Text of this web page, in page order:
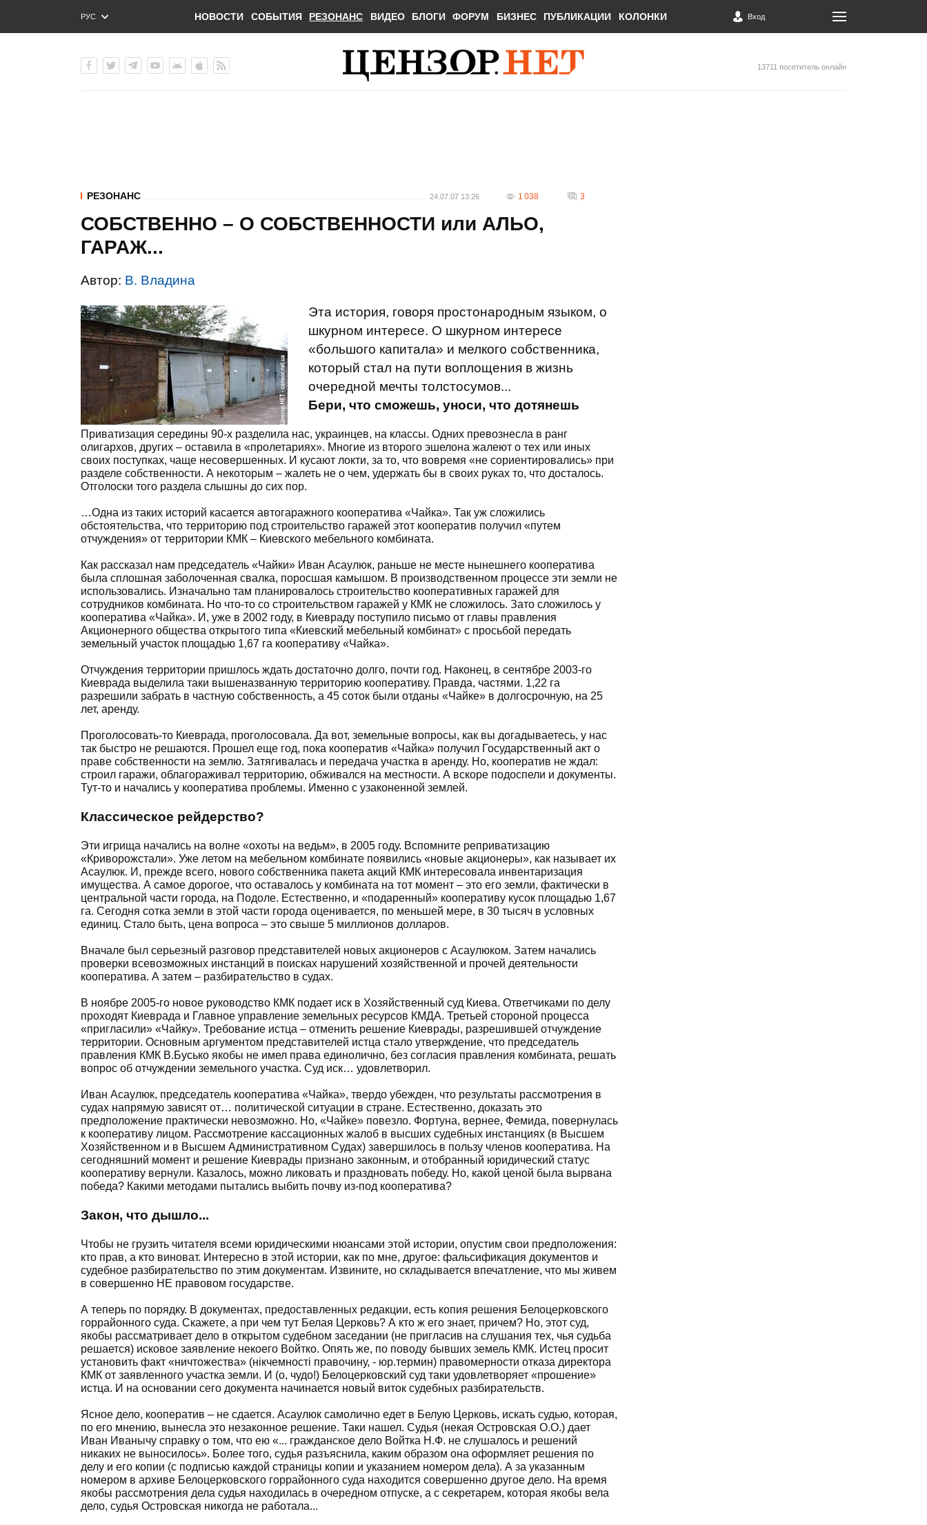
РУС
ENG
НОВОСТИ СОБЫТИЯ РЕЗОНАНС ВИДЕО БЛОГИ ФОРУМ БИЗНЕС ПУБЛИКАЦИИ КОЛОНКИ Вход
13711 посетитель онлайн
РЕЗОНАНС 24.07.07 13:26 1 038 3
СОБСТВЕННО – О СОБСТВЕННОСТИ или АЛЬО,
ГАРАЖ...
Автор: В. Владина
Эта история, говоря простонародным языком, о
шкурном интересе. О шкурном интересе
«большого капитала» и мелкого собственника,
который стал на пути воплощения в жизнь
очередной мечты толстосумов...
Бери, что сможешь, уноси, что дотянешь
Приватизация середины 90-х разделила нас, украинцев, на классы. Одних превознесла в ранг
олигархов, других – оставила в «пролетариях». Многие из второго эшелона жалеют о тех или иных
своих поступках, чаще несовершенных. И кусают локти, за то, что вовремя «не сориентировались» при
разделе собственности. А некоторым – жалеть не о чем, удержать бы в своих руках то, что досталось.
Отголоски того раздела слышны до сих пор.
…Одна из таких историй касается автогаражного кооператива «Чайка». Так уж сложились
обстоятельства, что территорию под строительство гаражей этот кооператив получил «путем
отчуждения» от территории КМК – Киевского мебельного комбината.
Как рассказал нам председатель «Чайки» Иван Асаулюк, раньше не месте нынешнего кооператива
была сплошная заболоченная свалка, поросшая камышом. В производственном процессе эти земли не
использовались. Изначально там планировалось строительство кооперативных гаражей для
сотрудников комбината. Но что-то со строительством гаражей у КМК не сложилось. Зато сложилось у
кооператива «Чайка». И, уже в 2002 году, в Киевраду поступило письмо от главы правления
Акционерного общества открытого типа «Киевский мебельный комбинат» с просьбой передать
земельный участок площадью 1,67 га кооперативу «Чайка».
Отчуждения территории пришлось ждать достаточно долго, почти год. Наконец, в сентябре 2003-го
Киеврада выделила таки вышеназванную территорию кооперативу. Правда, частями. 1,22 га
разрешили забрать в частную собственность, а 45 соток были отданы «Чайке» в долгосрочную, на 25
лет, аренду.
Проголосовать-то Киеврада, проголосовала. Да вот, земельные вопросы, как вы догадываетесь, у нас
так быстро не решаются. Прошел еще год, пока кооператив «Чайка» получил Государственный акт о
праве собственности на землю. Затягивалась и передача участка в аренду. Но, кооператив не ждал:
строил гаражи, облагораживал территорию, обживался на местности. А вскоре подоспели и документы.
Тут-то и начались у кооператива проблемы. Именно с узаконенной землей.
Классическое рейдерство?
Эти игрища начались на волне «охоты на ведьм», в 2005 году. Вспомните реприватизацию
«Криворожстали». Уже летом на мебельном комбинате появились «новые акционеры», как называет их
Асаулюк. И, прежде всего, нового собственника пакета акций КМК интересовала инвентаризация
имущества. А самое дорогое, что оставалось у комбината на тот момент – это его земли, фактически в
центральной части города, на Подоле. Естественно, и «подаренный» кооперативу кусок площадью 1,67
га. Сегодня сотка земли в этой части города оценивается, по меньшей мере, в 30 тысяч в условных
единиц. Стало быть, цена вопроса – это свыше 5 миллионов долларов.
Вначале был серьезный разговор представителей новых акционеров с Асаулюком. Затем начались
проверки всевозможных инстанций в поисках нарушений хозяйственной и прочей деятельности
кооператива. А затем – разбирательство в судах.
В ноябре 2005-го новое руководство КМК подает иск в Хозяйственный суд Киева. Ответчиками по делу
проходят Киеврада и Главное управление земельных ресурсов КМДА. Третьей стороной процесса
«пригласили» «Чайку». Требование истца – отменить решение Киеврады, разрешившей отчуждение
территории. Основным аргументом представителей истца стало утверждение, что председатель
правления КМК В.Бусько якобы не имел права единолично, без согласия правления комбината, решать
вопрос об отчуждении земельного участка. Суд иск… удовлетворил.
Иван Асаулюк, председатель кооператива «Чайка», твердо убежден, что результаты рассмотрения в
судах напрямую зависят от… политической ситуации в стране. Естественно, доказать это
предположение практически невозможно. Но, «Чайке» повезло. Фортуна, вернее, Фемида, повернулась
к кооперативу лицом. Рассмотрение кассационных жалоб в высших судебных инстанциях (в Высшем
Хозяйственном и в Высшем Административном Судах) завершилось в пользу членов кооператива. На
сегодняшний момент и решение Киеврады признано законным, и отобранный юридический статус
кооперативу вернули. Казалось, можно ликовать и праздновать победу. Но, какой ценой была вырвана
победа? Какими методами пытались выбить почву из-под кооператива?
Закон, что дышло...
Чтобы не грузить читателя всеми юридическими нюансами этой истории, опустим свои предположения:
кто прав, а кто виноват. Интересно в этой истории, как по мне, другое: фальсификация документов и
судебное разбирательство по этим документам. Извините, но складывается впечатление, что мы живем
в совершенно НЕ правовом государстве.
А теперь по порядку. В документах, предоставленных редакции, есть копия решения Белоцерковского
горрайонного суда. Скажете, а при чем тут Белая Церковь? А кто ж его знает, причем? Но, этот суд,
якобы рассматривает дело в открытом судебном заседании (не пригласив на слушания тех, чья судьба
решается) исковое заявление некоего Войтко. Опять же, по поводу бывших земель КМК. Истец просит
установить факт «ничтожества» (нікчемності правочину, - юр.термин) правомерности отказа директора
КМК от заявленного участка земли. И (о, чудо!) Белоцерковский суд таки удовлетворяет «прошение»
истца. И на основании сего документа начинается новый виток судебных разбирательств.
Ясное дело, кооператив – не сдается. Асаулюк самолично едет в Белую Церковь, искать судью, которая,
по его мнению, вынесла это незаконное решение. Таки нашел. Судья (некая Островская О.О.) дает
Иван Иванычу справку о том, что ею «... гражданское дело Войтка Н.Ф. не слушалось и решений
никаких не выносилось». Более того, судья разъяснила, каким образом она оформляет решения по
делу и его копии (с подписью каждой страницы копии и указанием номером дела). А за указанным
номером в архиве Белоцерковского горрайонного суда находится совершенно другое дело. На время
якобы рассмотрения дела судья находилась в очередном отпуске, а с секретарем, которая якобы вела
дело, судья Островская никогда не работала...